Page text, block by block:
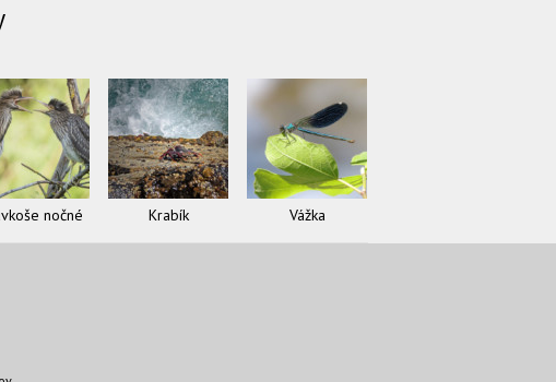
nočné Krabík Vážka